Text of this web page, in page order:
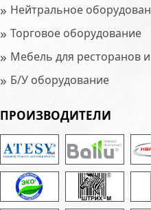
» Нейтральное
» Торговое оборудование
» Мебель для ресторанов
» Б/У оборудование
ПРОИЗВОДИТЕЛИ